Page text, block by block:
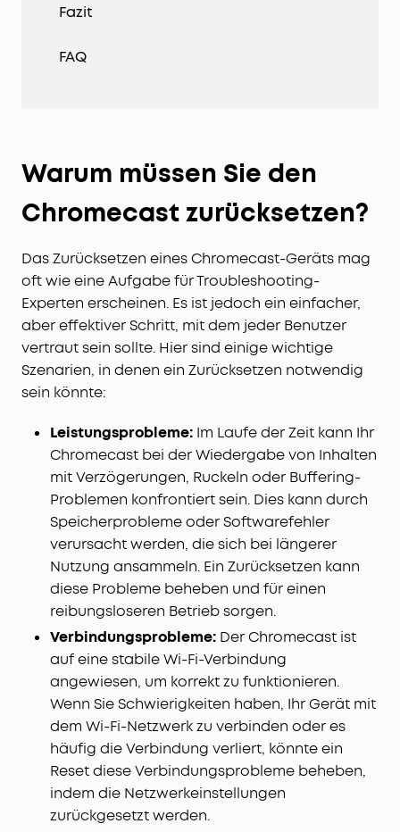
Fazit
FAQ
Warum müssen Sie den
Chromecast zurücksetzen?
Das Zurücksetzen eines Chromecast-Geräts mag
oft wie eine Aufgabe für Troubleshooting-
Experten erscheinen. Es ist jedoch ein einfacher,
aber effektiver Schritt, mit dem jeder Benutzer
vertraut sein sollte. Hier sind einige wichtige
Szenarien, in denen ein Zurücksetzen notwendig
sein könnte:
Leistungsprobleme: Im Laufe der Zeit kann Ihr
Chromecast bei der Wiedergabe von Inhalten
mit Verzögerungen, Ruckeln oder Buffering-
Problemen konfrontiert sein. Dies kann durch
Speicherprobleme oder Softwarefehler
verursacht werden, die sich bei längerer
Nutzung ansammeln. Ein Zurücksetzen kann
diese Probleme beheben und für einen
reibungsloseren Betrieb sorgen.
Verbindungsprobleme: Der Chromecast ist
auf eine stabile Wi-Fi-Verbindung
angewiesen, um korrekt zu funktionieren.
Wenn Sie Schwierigkeiten haben, Ihr Gerät mit
dem Wi-Fi-Netzwerk zu verbinden oder es
häufig die Verbindung verliert, könnte ein
Reset diese Verbindungsprobleme beheben,
indem die Netzwerkeinstellungen
zurückgesetzt werden.